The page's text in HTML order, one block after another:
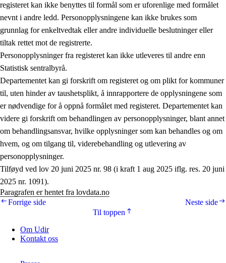
registeret kan ikke benyttes til formål som er uforenlige med formålet
nevnt i andre ledd. Personopplysningene kan ikke brukes som
grunnlag for enkeltvedtak eller andre individuelle beslutninger eller
tiltak rettet mot de registrerte.
Personopplysninger fra registeret kan ikke utleveres til andre enn
Statistisk sentralbyrå.
Departementet kan gi forskrift om registeret og om plikt for kommuner
til, uten hinder av taushetsplikt, å innrapportere de opplysningene som
er nødvendige for å oppnå formålet med registeret. Departementet kan
videre gi forskrift om behandlingen av personopplysninger, blant annet
om behandlingsansvar, hvilke opplysninger som kan behandles og om
hvem, og om tilgang til, viderebehandling og utlevering av
personopplysninger.
Tilføyd ved lov 20 juni 2025 nr. 98 (i kraft 1 aug 2025 iflg. res. 20 juni
2025 nr. 1091).
Paragrafen er hentet fra lovdata.no
Neste side
Forrige side
Til toppen
Om Udir
Kontakt oss